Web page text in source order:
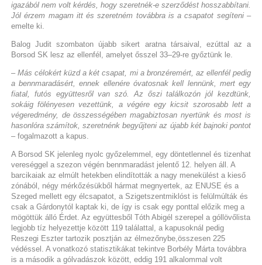
igazából nem volt kérdés, hogy szeretnék-e szerződést hosszabbítani.
Jól érzem magam itt és szeretném továbbra is a csapatot segíteni–
emelte ki.
Balog Judit szombaton újabb sikert aratna társaival, ezúttal az a
Borsod SK lesz az ellenfél, amelyet ősszel 33–29-re győztünk le.
– Más célokért küzd a két csapat, mi a bronzéremért, az ellenfél pedig
a bennmaradásért, ennek ellenére óvatosnak kell lennünk, mert egy
fiatal, futós együttesről van szó. Az őszi találkozón jól kezdtünk,
sokáig fölényesen vezettünk, a végére egy kicsit szorosabb lett a
végeredmény, de összességében magabiztosan nyertünk és most is
hasonlóra számítok, szeretnénk begyűjteni az újabb két bajnoki pontot
– fogalmazott a kapus.
A Borsod SK jelenleg nyolc győzelemmel, egy döntetlennel és tizenhat
vereséggel a szezon végén bennmaradást jelentő 12. helyen áll. A
barcikaiak az elmúlt hetekben elindították a nagy menekülést a kieső
zónából, négy mérkőzésükből hármat megnyertek, az ENUSE és a
Szeged mellett egy élcsapatot, a Szigetszentmiklóst is felülmúlták és
csak a Gárdonytól kaptak ki, de így is csak egy ponttal előzik meg a
mögöttük álló Érdet. Az együttesből Tóth Abigél szerepel a góllövőlista
legjobb tíz helyezettje között 119 találattal, a kapusoknál pedig
Reszegi Eszter tartozik posztján az élmezőnybe,összesen 225
védéssel. A vonatkozó statisztikákat tekintve Borbély Márta továbbra
is a második a gólvadászok között, eddig 191 alkalommal volt